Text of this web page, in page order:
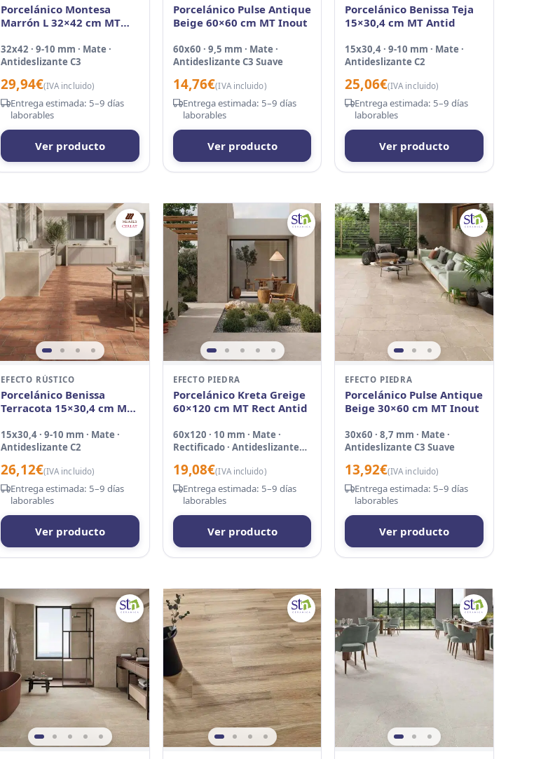
Porcelánico Montesa
Marrón L 32×42 cm MT
32x42 · 9-10 mm · Mate ·
Antideslizante C3
29,94€(IVA incluido)
Entrega estimada: 5–9 días
laborables
Ver producto
Porcelánico Pulse Antique
Beige 60×60 cm MT Inout
60x60 · 9,5 mm · Mate ·
Antideslizante C3 Suave
14,76€(IVA incluido)
Entrega estimada: 5–9 días
laborables
Ver producto
Porcelánico Benissa Teja
15×30,4 cm MT Antid
15x30,4 · 9-10 mm · Mate ·
Antideslizante C2
25,06€(IVA incluido)
Entrega estimada: 5–9 días
laborables
Ver producto
EFECTO RÚSTICO
Porcelánico Benissa
Terracota 15×30,4 cm MT
15x30,4 · 9-10 mm · Mate ·
Antideslizante C2
26,12€(IVA incluido)
Entrega estimada: 5–9 días
laborables
Ver producto
EFECTO PIEDRA
Porcelánico Kreta Greige
60×120 cm MT Rect Antid
60x120 · 10 mm · Mate ·
Rectificado · Antideslizante
19,08€(IVA incluido)
Entrega estimada: 5–9 días
laborables
Ver producto
EFECTO PIEDRA
Porcelánico Pulse Antique
Beige 30×60 cm MT Inout
30x60 · 8,7 mm · Mate ·
Antideslizante C3 Suave
13,92€(IVA incluido)
Entrega estimada: 5–9 días
laborables
Ver producto